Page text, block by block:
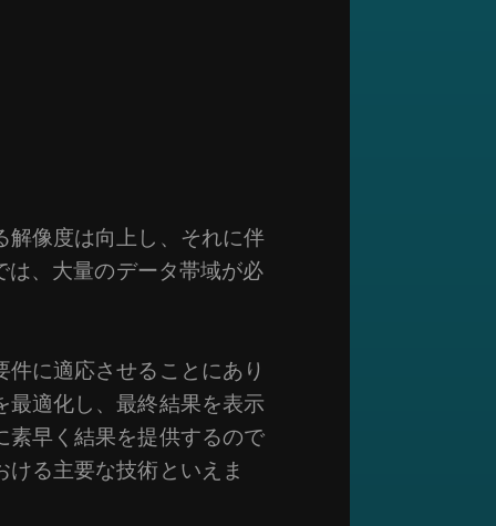
解像度は向上し、それに伴
、大量のデータ帯域が必
に適応させることにあり
適化し、最終結果を表示
素早く結果を提供するので
る主要な技術といえま